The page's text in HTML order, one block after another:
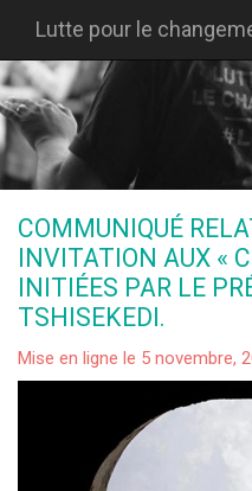
Lutte pour le
COMMUNIQUÉ
INVITATION AUX «
INITIÉES PAR LE
TSHISEKEDI.
Mise en ligne le 5 novembre,